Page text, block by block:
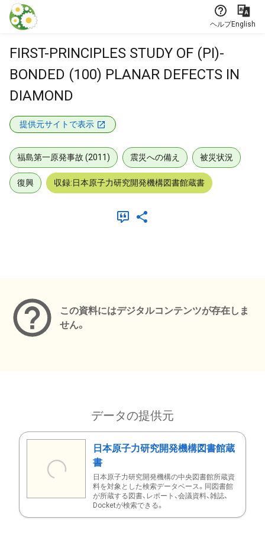
本文に飛ぶ
ヘルプEnglish
FIRST-PRINCIPLES STUDY OF (PI)-
BONDED (100) PLANAR DEFECTS IN
DIAMOND
提供元サイトで表示
福島第一原発事故 (2011) 震災への備え 被災状況
復興 収録:日本原子力研究開発機構図書館蔵書
この資料にはデジタルコンテンツが存在しま
せん。
データの提供元
日本原子力研究開発機構図書館蔵
書
日本原子力研究開発機構の中央図書館所蔵資
料を対象とした検索データベース。同図書館
が所蔵する図書、レポート、会議資料、雑誌、
Docketが検索できる。